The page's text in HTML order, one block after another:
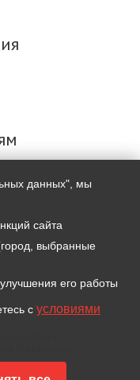
сервисы,
данных", мы
сайта
выбранные
его работы
с условиями